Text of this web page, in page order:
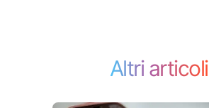
Altri articoli